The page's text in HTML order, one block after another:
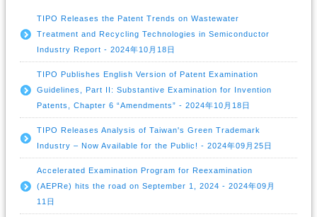
TIPO Releases the Patent Trends on Wastewater
Treatment and Recycling Technologies in Semiconductor
Industry Report - 2024年10月18日
TIPO Publishes English Version of Patent Examination
Guidelines, Part II: Substantive Examination for Invention
Patents, Chapter 6 “Amendments” - 2024年10月18日
TIPO Releases Analysis of Taiwan's Green Trademark
Industry – Now Available for the Public! - 2024年09月25日
Accelerated Examination Program for Reexamination
(AEPRe) hits the road on September 1, 2024 - 2024年09月
11日